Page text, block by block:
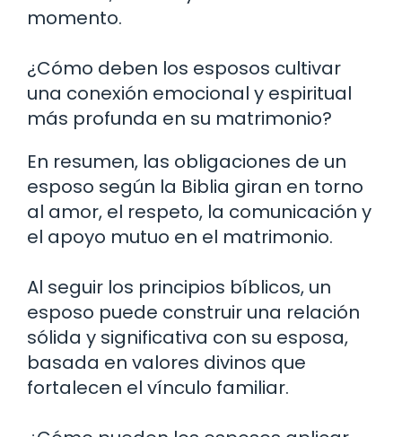
momento.
¿Cómo deben los esposos cultivar
una conexión emocional y espiritual
más profunda en su matrimonio?
En resumen, las obligaciones de un
esposo según la Biblia giran en torno
al amor, el respeto, la comunicación y
el apoyo mutuo en el matrimonio.
Al seguir los principios bíblicos, un
esposo puede construir una relación
sólida y significativa con su esposa,
basada en valores divinos que
fortalecen el vínculo familiar.